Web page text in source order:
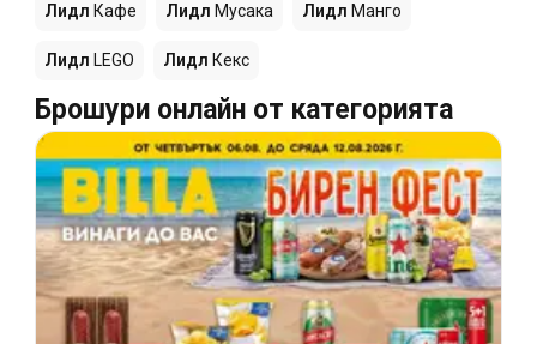
Лидл Кафе Лидл Мусака Лидл Манго
Лидл LEGO Лидл Кекс
Брошури онлайн от категорията